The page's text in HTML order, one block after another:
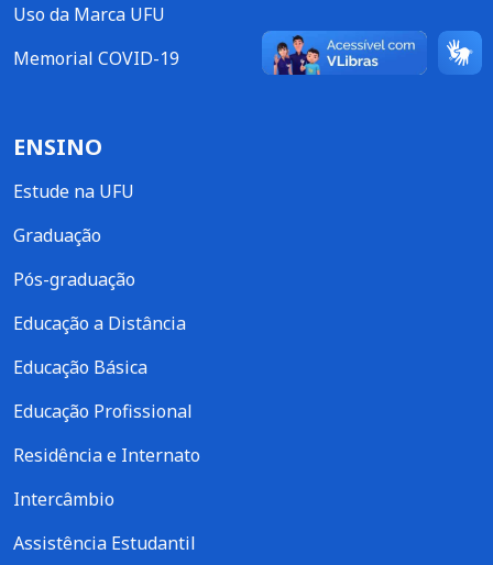
Uso da Marca UFU
Memorial COVID-19
ENSINO
Estude na UFU
Graduação
Pós-graduação
Educação a Distância
Educação Básica
Educação Profissional
Residência e Internato
Intercâmbio
Assistência Estudantil